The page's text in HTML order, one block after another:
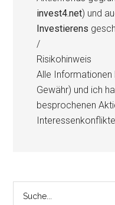
invest4.net) und
Investierens
/
Risikohinweis
Alle Informationen
Gewähr) und ich
besprochenen